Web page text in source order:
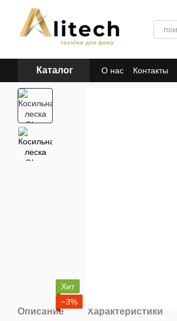
Перейти к основному контенту
Каталог О нас Контакты
Хит
−3%
Описание Характеристики